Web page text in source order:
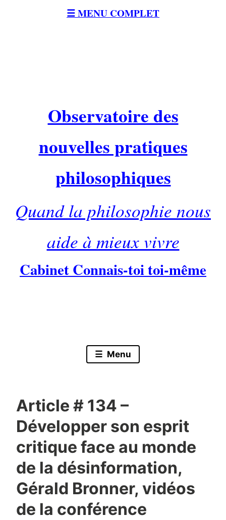
☰ MENU COMPLET
Observatoire des
nouvelles pratiques
philosophiques
Quand la philosophie nous
aide à mieux vivre
Cabinet Connais-toi toi-même
Menu
Article # 134 –
Développer son esprit
critique face au monde
de la désinformation,
Gérald Bronner, vidéos
de la conférence